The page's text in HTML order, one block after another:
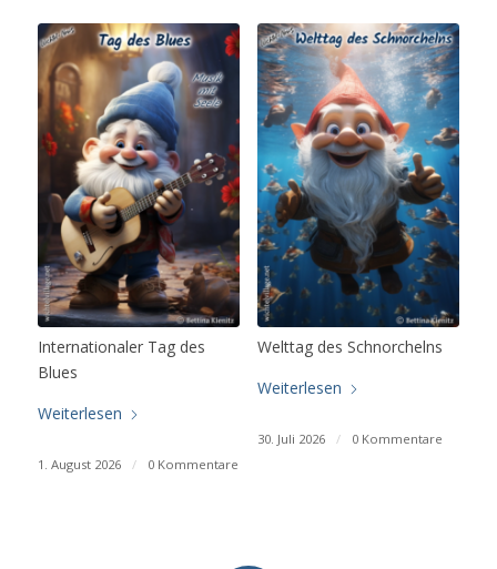
Internationaler Tag des
Blues
Weiterlesen
1. August 2026 / 0 Kommentare
Welttag des Schnorchelns
Weiterlesen
30. Juli 2026 / 0 Kommentare